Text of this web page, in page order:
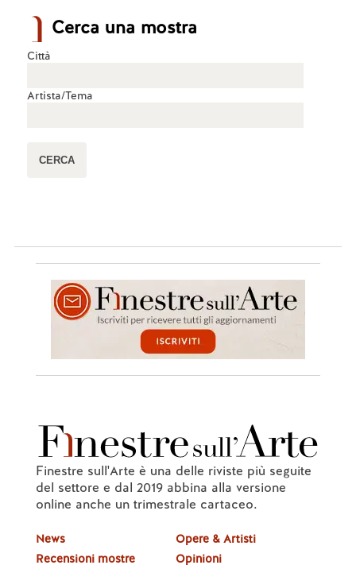
Cerca una mostra
Città
Artista/Tema
Finestre sull'Arte è una delle riviste più seguite
del settore e dal 2019 abbina alla versione
online anche un trimestrale cartaceo.
News
Recensioni mostre
Opere & Artisti
Opinioni